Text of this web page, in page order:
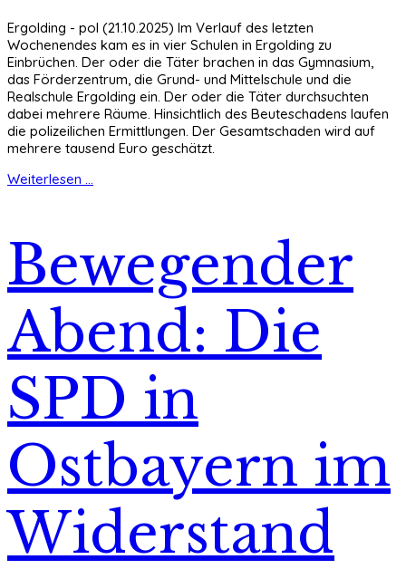
Ergolding - pol (21.10.2025) Im Verlauf des letzten
Wochenendes kam es in vier Schulen in Ergolding zu
Einbrüchen. Der oder die Täter brachen in das Gymnasium,
das Förderzentrum, die Grund- und Mittelschule und die
Realschule Ergolding ein. Der oder die Täter durchsuchten
dabei mehrere Räume. Hinsichtlich des Beuteschadens laufen
die polizeilichen Ermittlungen. Der Gesamtschaden wird auf
mehrere tausend Euro geschätzt.
Weiterlesen ...
Bewegender
Abend: Die
SPD in
Ostbayern im
Widerstand